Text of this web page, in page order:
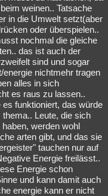
weinen.. Tatsache
in die Umwelt setzt(aber
oder überspielen..
nochmal die gleiche
das ist auch der
sind und sogar
nichtmehr tragen
alles in sich
es raus zu lassen..
funktioniert, das würde
Leute, die sich
werden wohl
arten gibt, und das sie
tauchen nur auf
Energie freilässt..
Energie schon
und kann damit auch
energie kann er nicht